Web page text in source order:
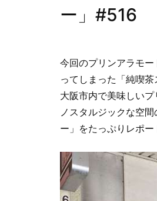
ー」#516
今回のプリンアラモ
ってしまった「純喫
大阪市内で美味しい
ノスタルジックな空
ー」をたっぷりレポー